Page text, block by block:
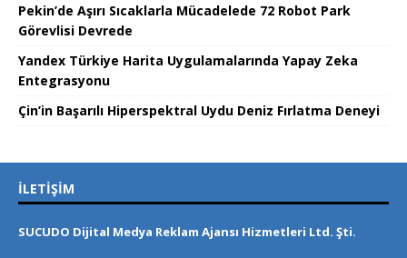
Pekin’de Aşırı Sıcaklarla Mücadelede 72 Robot Park
Görevlisi Devrede
Yandex Türkiye Harita Uygulamalarında Yapay Zeka
Entegrasyonu
Çin’in Başarılı Hiperspektral Uydu Deniz Fırlatma Deneyi
İLETIŞIM
SUCUDO Dijital Medya Reklam Ajansı Hizmetleri Ltd. Şti.